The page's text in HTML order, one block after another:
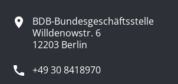
BDB-Bundesgeschäftsstelle
Willdenowstr. 6
12203 Berlin
+49 30 8418970